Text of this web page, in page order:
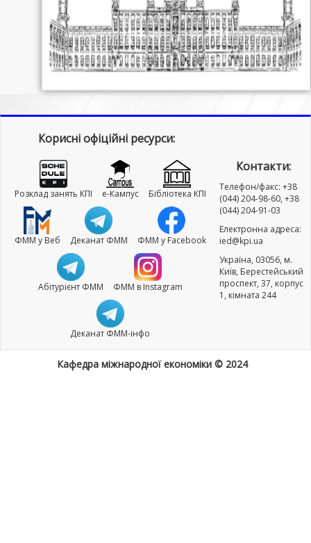
Корисні офіційні ресурси:
Розклад занять КПІ e-Кампус Бібліотека КПІ
ФММ у Веб Деканат ФММ ФММ у Facebook
Абітурієнт ФММ ФММ в Instagram
Деканат ФММ-інфо
Контакти:
Телефон/факс: +38
(044) 204-98-60, +38
(044) 204-91-03
Електронна адреса:
ied@kpi.ua
Україна, 03056, м.
Київ, Берестейський
проспект, 37, корпус
1, кімната 244
Кафедра міжнародної економіки © 2024